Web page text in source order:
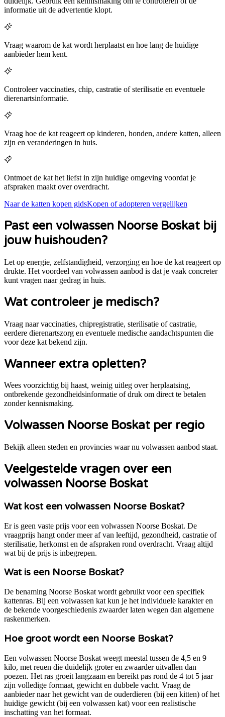
informatie uit de advertentie klopt.
Vraag waarom de kat wordt herplaatst en hoe lang de huidige
aanbieder hem kent.
Controleer vaccinaties, chip, castratie of sterilisatie en eventuele
dierenartsinformatie.
Vraag hoe de kat reageert op kinderen, honden, andere katten, alleen
zijn en veranderingen in huis.
Ontmoet de kat het liefst in zijn huidige omgeving voordat je
afspraken maakt over overdracht.
Naar de katten kopen gidsKopen of adopteren vergelijken
Past een volwassen Noorse Boskat bij
jouw huishouden?
Let op energie, zelfstandigheid, verzorging en hoe de kat reageert op
drukte. Het voordeel van volwassen aanbod is dat je vaak concreter
kunt vragen naar gedrag in huis.
Wat controleer je medisch?
Vraag naar vaccinaties, chipregistratie, sterilisatie of castratie,
eerdere dierenartszorg en eventuele medische aandachtspunten die
voor deze kat bekend zijn.
Wanneer extra opletten?
Wees voorzichtig bij haast, weinig uitleg over herplaatsing,
ontbrekende gezondheidsinformatie of druk om direct te betalen
zonder kennismaking.
Volwassen Noorse Boskat per regio
Bekijk alleen steden en provincies waar nu volwassen aanbod staat.
Veelgestelde vragen over een
volwassen Noorse Boskat
Wat kost een volwassen Noorse Boskat?
Er is geen vaste prijs voor een volwassen Noorse Boskat. De
vraagprijs hangt onder meer af van leeftijd, gezondheid, castratie of
sterilisatie, herkomst en de afspraken rond overdracht. Vraag altijd
wat bij de prijs is inbegrepen.
Wat is een Noorse Boskat?
De benaming Noorse Boskat wordt gebruikt voor een specifiek
kattenras. Bij een volwassen kat kun je het individuele karakter en
de bekende voorgeschiedenis zwaarder laten wegen dan algemene
raskenmerken.
Hoe groot wordt een Noorse Boskat?
Een volwassen Noorse Boskat weegt meestal tussen de 4,5 en 9
kilo, met reuen die duidelijk groter en zwaarder uitvallen dan
poezen. Het ras groeit langzaam en bereikt pas rond de 4 tot 5 jaar
zijn volledige formaat, gewicht en dubbele vacht. Vraag de
aanbieder naar het gewicht van de ouderdieren (bij een kitten) of het
huidige gewicht (bij een volwassen kat) voor een realistische
inschatting van het formaat.